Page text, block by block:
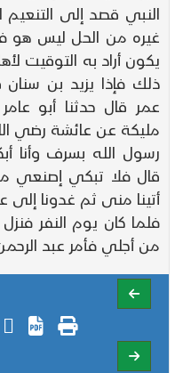
النبي قصد إلى التنعيم
غيره من الحل ليس هو
يكون أراد به التوقيت
ذلك فإذا يزيد بن سنان
عمر قال حدثنا أبو
مليكة عن عائشة رضي
رسول الله بسرف
قال فلا تبكي إصنعي
أتينا منى ثم غدونا إلى
فلما كان يوم النفر فنزل
من أجلي فأمر عبد